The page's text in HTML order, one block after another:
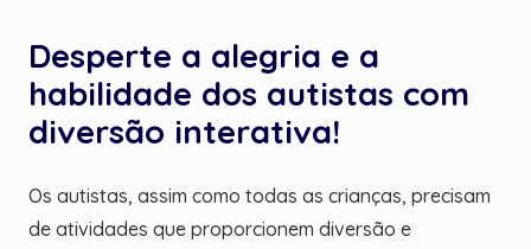
Desperte a alegria e a
habilidade dos autistas com
diversão interativa!
Os autistas, assim como todas as crianças, precisam
de atividades que proporcionem diversão e